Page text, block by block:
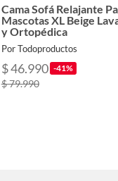
Cama Sofá Relajante
Mascotas XL Beige
y Ortopédica
Por Todoproductos
$ 46.990 -41%
$ 79.990